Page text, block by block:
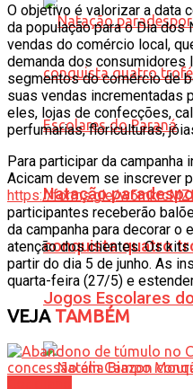
Natação
conquista quatro
Jogos Escolares
O objetivo é valorizar a data
da população para o Dia dos
vendas do comércio local,
demanda dos consumidores
segmentos do comércio de
suas vendas incrementadas
eles, lojas de confecções,
perfumarias, floriculturas,
Para participar da
Acicam devem se inscrever
https://forms.gle/
participantes receberão
da campanha para decorar o
atenção dos clientes. Os
partir do dia 5 de junho. As
quarta-feira (27/5) e
VEJATAMBÉM